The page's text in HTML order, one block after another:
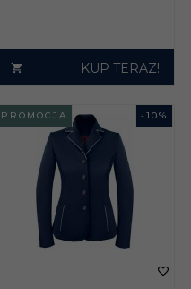
KUP TERAZ!
- 10%
PROMOCJA